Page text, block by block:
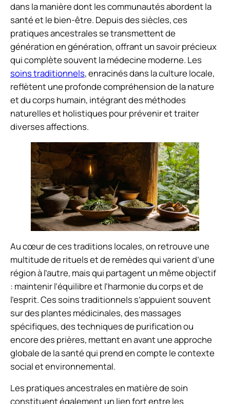
dans la manière dont les communautés abordent la
santé et le bien-être. Depuis des siècles, ces
pratiques ancestrales se transmettent de
génération en génération, offrant un savoir précieux
qui complète souvent la médecine moderne. Les
soins traditionnels, enracinés dans la culture locale,
reflètent une profonde compréhension de la nature
et du corps humain, intégrant des méthodes
naturelles et holistiques pour prévenir et traiter
diverses affections.
Au cœur de ces traditions locales, on retrouve une
multitude de rituels et de remèdes qui varient d’une
région à l’autre, mais qui partagent un même objectif
: maintenir l’équilibre et l’harmonie du corps et de
l’esprit. Ces soins traditionnels s’appuient souvent
sur des plantes médicinales, des massages
spécifiques, des techniques de purification ou
encore des prières, mettant en avant une approche
globale de la santé qui prend en compte le contexte
social et environnemental.
Les pratiques ancestrales en matière de soin
constituent également un lien fort entre les